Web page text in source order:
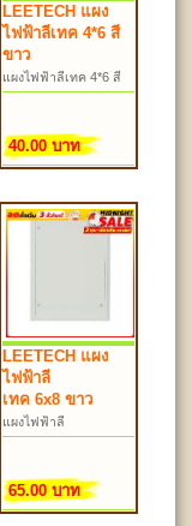
LEETECH แผง
ไฟฟ้าลีเทค 4*6 สี
ขาว
แผงไฟฟ้าลีเทค 4*6 สี
40.00 บาท
LEETECH แผง
ไฟฟ้าลี
เทค 6x8 ขาว
แผงไฟฟ้าลี
65.00 บาท